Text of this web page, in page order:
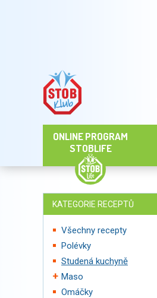
ONLINE PROGRAM
STOBLIFE
KATEGORIE RECEPTŮ
Všechny recepty
Polévky
Studená kuchyně
Maso
Omáčky